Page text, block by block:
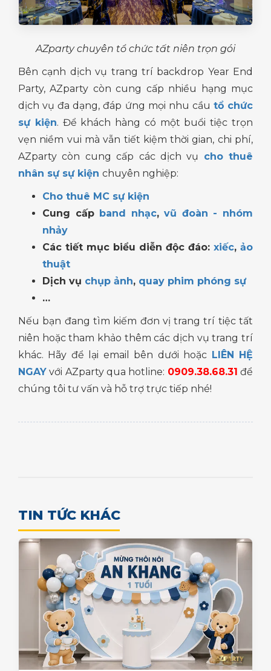
AZparty chuyên tổ chức tất niên trọn gói
Bên cạnh dịch vụ trang trí backdrop Year End
Party, AZparty còn cung cấp nhiều hạng mục
dịch vụ đa dạng, đáp ứng mọi nhu cầu tổ chức
sự kiện. Để khách hàng có một buổi tiệc trọn
vẹn niềm vui mà vẫn tiết kiệm thời gian, chi phí,
AZparty còn cung cấp các dịch vụ cho thuê
nhân sự sự kiện chuyên nghiệp:
Cho thuê MC sự kiện
Cung cấp band nhạc,vũ đoàn - nhóm
nhảy
Các tiết mục biểu diễn độc đáo: xiếc, ảo
thuật
Dịch vụ chụp ảnh, quay phim phóng sự
…
Nếu bạn đang tìm kiếm đơn vị trang trí tiệc tất
niên hoặc tham khảo thêm các dịch vụ trang trí
khác. Hãy để lại email bên dưới hoặc LIÊN HỆ
NGAY với AZparty qua hotline: 0909.38.68.31 để
chúng tôi tư vấn và hỗ trợ trực tiếp nhé!
TIN TỨC KHÁC